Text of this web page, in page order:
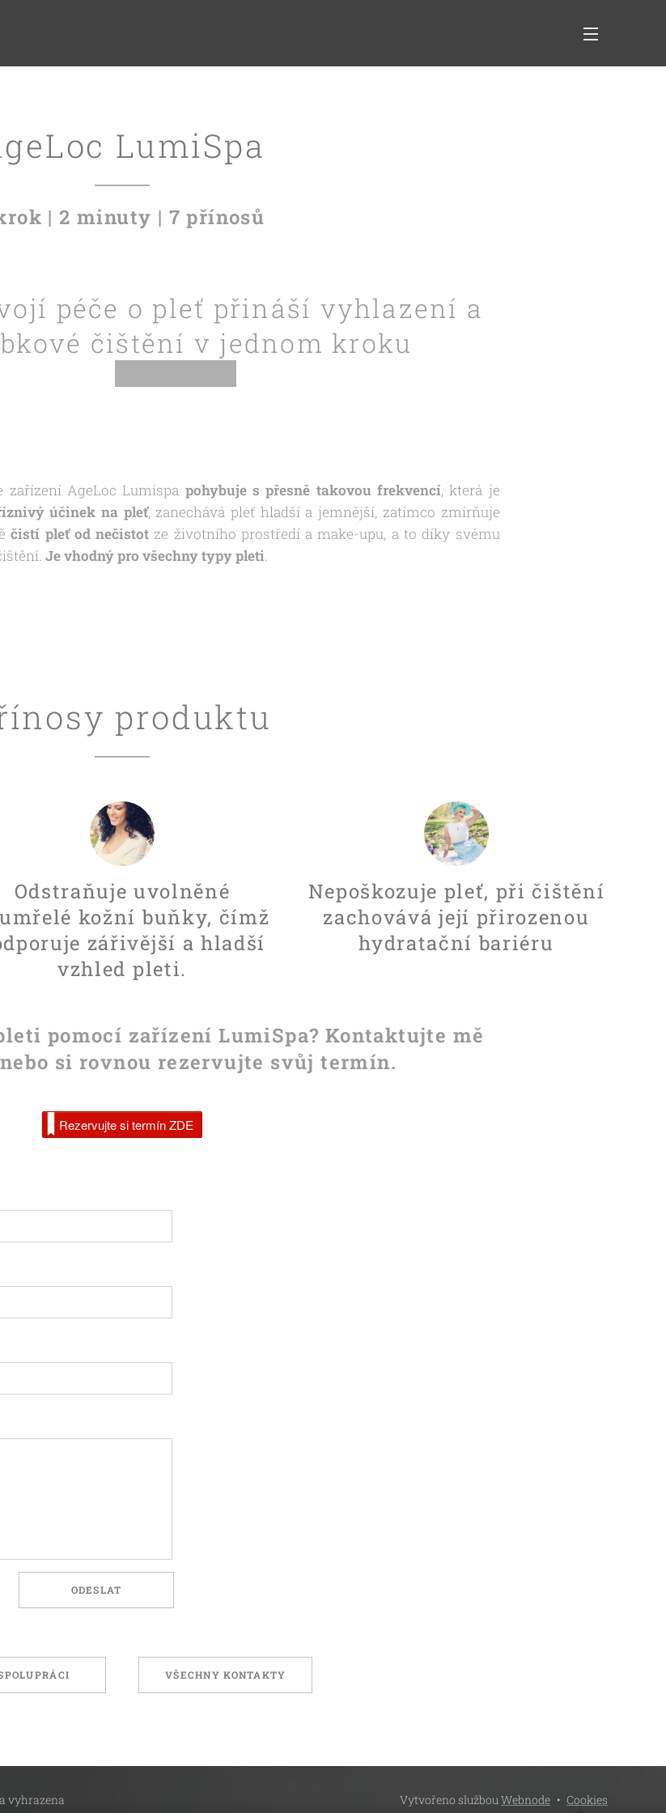
LumiSpa
| 2 minuty | 7 přínosů
péče o pleť přináší vyhlazení a
čištění v jednom kroku
zařízení AgeLoc Lumispa pohybuje s přesně takovou frekvencí, která je
účinek na pleť, zanechává pleť hladší a jemnější, zatímco zmírňuje
čistí pleť od nečistot ze životního prostředí a make-upu, a to díky svému
Je vhodný pro všechny typy pleti.
produktu
Odstraňuje uvolněné
kožní buňky, čímž
zářivější a hladší
vzhled pleti.
Nepoškozuje pleť, při čištění
zachovává její přirozenou
hydratační bariéru
pomocí zařízení LumiSpa? Kontaktujte mě
si rovnou rezervujte svůj termín.
Rezervujte si termín ZDE
ODESLAT
VŠECHNY KONTAKTY
vyhrazena
Vytvořeno službouWebnode Cookies